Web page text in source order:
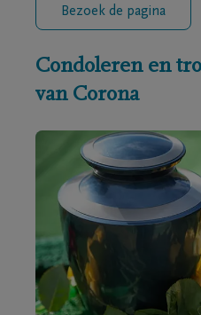
Bezoek de pagina
Condoleren en
van Corona